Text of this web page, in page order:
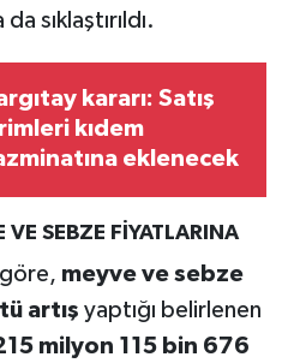
sıklaştırıldı.
kararı: Satış
kıdem
eklenecek
VE SEBZE FİYATLARINA
göre, meyve ve sebze
artış yaptığı belirlenen
milyon 115 bin 676